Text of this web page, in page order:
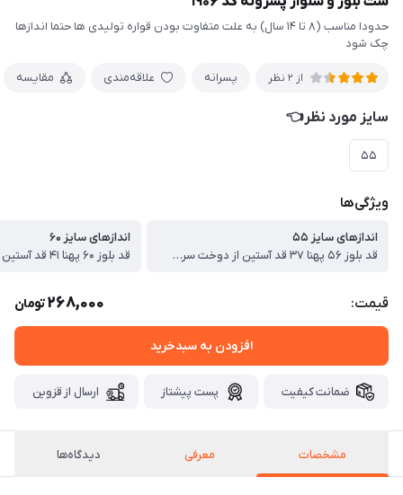
حدودا مناسب (۸ تا ۱۴ سال) به علت متفاوت بودن قواره تولیدی ها حتما اندازها
چک شود
از 2 نظر پسرانه علاقه‌مندی مقایسه
سایز مورد نظر👈
۵۵
ویژگی‌ها
اندازهای سایز ۵۵
قد بلوز ۵۶ پهنا ۳۷ قد آستین از دوخت سرشانه ۴۸ قد شلوار ۸۰ سانت
اندازهای سایز ۶۰
قیمت: 268,000تومان
افزودن به سبدخرید
ضمانت کیفیت پست پیشتاز ارسال از قزوین
مشخصات معرفی دیدگاه‌ها